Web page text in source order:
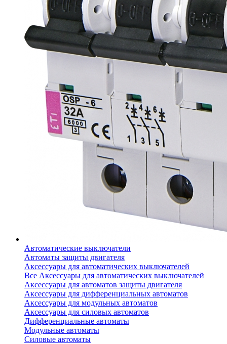
Автоматические выключатели
Автоматы защиты двигателя
Аксессуары для автоматических выключателей
Все Аксессуары для автоматических выключателей
Аксессуары для автоматов защиты двигателя
Аксессуары для дифференциальных автоматов
Аксессуары для модульных автоматов
Аксессуары для силовых автоматов
Дифференциальные автоматы
Модульные автоматы
Силовые автоматы